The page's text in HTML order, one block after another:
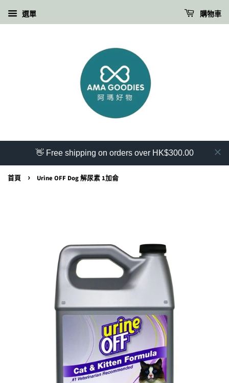
選單 購物車
👋 Free shipping on orders over HK$300.00
首頁 › Urine OFF Dog 解尿素 1加侖